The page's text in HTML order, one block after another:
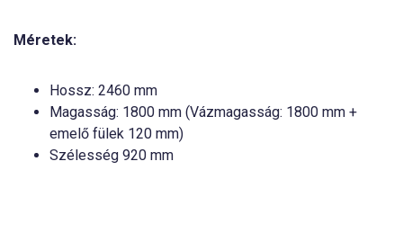
Méretek:
Hossz: 2460 mm
Magasság: 1800 mm (Vázmagasság: 1800 mm +
emelő fülek 120 mm)
Szélesség 920 mm